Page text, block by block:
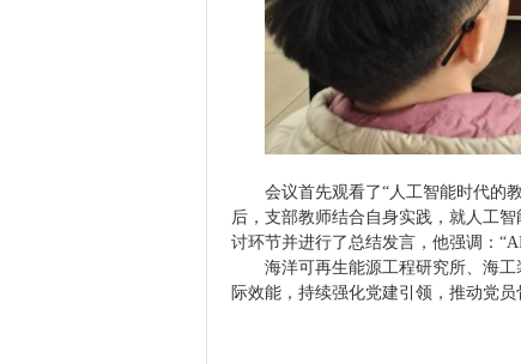
会议首先观看了“人工智能时代的
后，支部教师结合自身实践，就人工
讨环节并进行了总结发言，他强调：
海洋可再生能源工程研究所、海
际效能，持续强化党建引领，推动党